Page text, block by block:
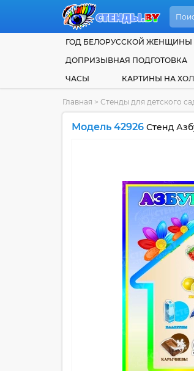
ГОД БЕЛОРУССКОЙ ЖЕНЩИНЫ
ДОПРИЗЫВНАЯ ПОДГОТОВКА
ЧАСЫ
КАРТИНЫ НА
Главная > Стенды для детского
Модель 42926 Стенд